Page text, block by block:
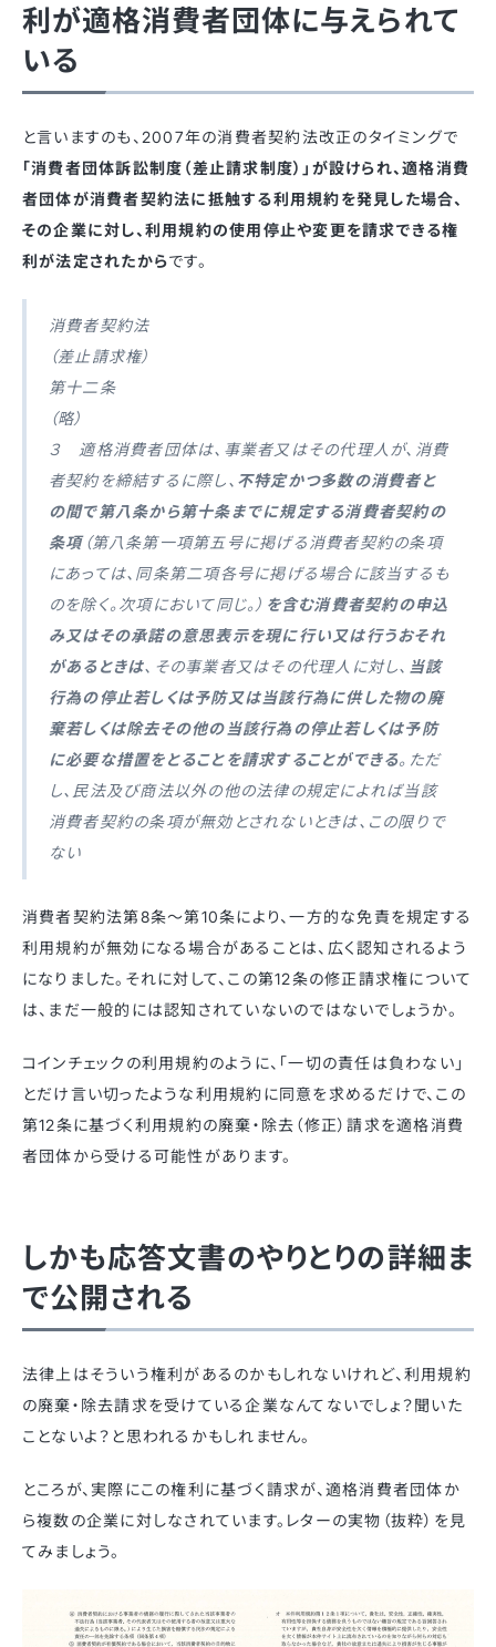
利が適格消費者団体に与えられて
いる
と言いますのも、2007年の消費者契約法改正のタイミングで
「消費者団体訴訟制度（差止請求制度）」が設けられ、適格消費
者団体が消費者契約法に抵触する利用規約を発見した場合、
その企業に対し、利用規約の使用停止や変更を請求できる権
利が法定されたからです。
消費者契約法
（差止請求権）
第十二条
（略）
３ 適格消費者団体は、事業者又はその代理人が、消費
者契約を締結するに際し、 不特定かつ多数の消費者と
の間で第八条から第十条までに規定する消費者契約の
条項（第八条第一項第五号に掲げる消費者契約の条項
にあっては、同条第二項各号に掲げる場合に該当するも
のを除く。次項において同じ。） を含む消費者契約の申込
み又はその承諾の意思表示を現に行い又は行うおそれ
があるときは、その事業者又はその代理人に対し、 当該
行為の停止若しくは予防又は当該行為に供した物の廃
棄若しくは除去その他の当該行為の停止若しくは予防
に必要な措置をとることを請求することができる。ただ
し、民法及び商法以外の他の法律の規定によれば当該
消費者契約の条項が無効とされないときは、この限りで
ない
消費者契約法第8条〜第10条により、一方的な免責を規定する
利用規約が無効になる場合があることは、広く認知されるよう
になりました。それに対して、この第12条の修正請求権について
は、まだ一般的には認知されていないのではないでしょうか。
コインチェックの利用規約のように、「一切の責任は負わない」
とだけ言い切ったような利用規約に同意を求めるだけで、この
第12条に基づく利用規約の廃棄・除去（修正）請求を適格消費
者団体から受ける可能性があります。
しかも応答文書のやりとりの詳細ま
で公開される
法律上はそういう権利があるのかもしれないけれど、利用規約
の廃棄・除去請求を受けている企業なんてないでしょ？聞いた
ことないよ？と思われるかもしれません。
ところが、実際にこの権利に基づく請求が、適格消費者団体か
ら複数の企業に対しなされています。レターの実物（抜粋）を見
てみましょう。